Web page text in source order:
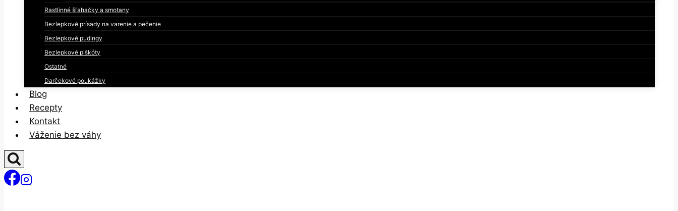
Rastlinné šľahačky a smotany
Bezlepkové prísady na varenie a pečenie
Bezlepkové pudingy
Bezlepkové piškóty
Ostatné
Darčekové poukážky
Blog
Recepty
Kontakt
Váženie bez váhy